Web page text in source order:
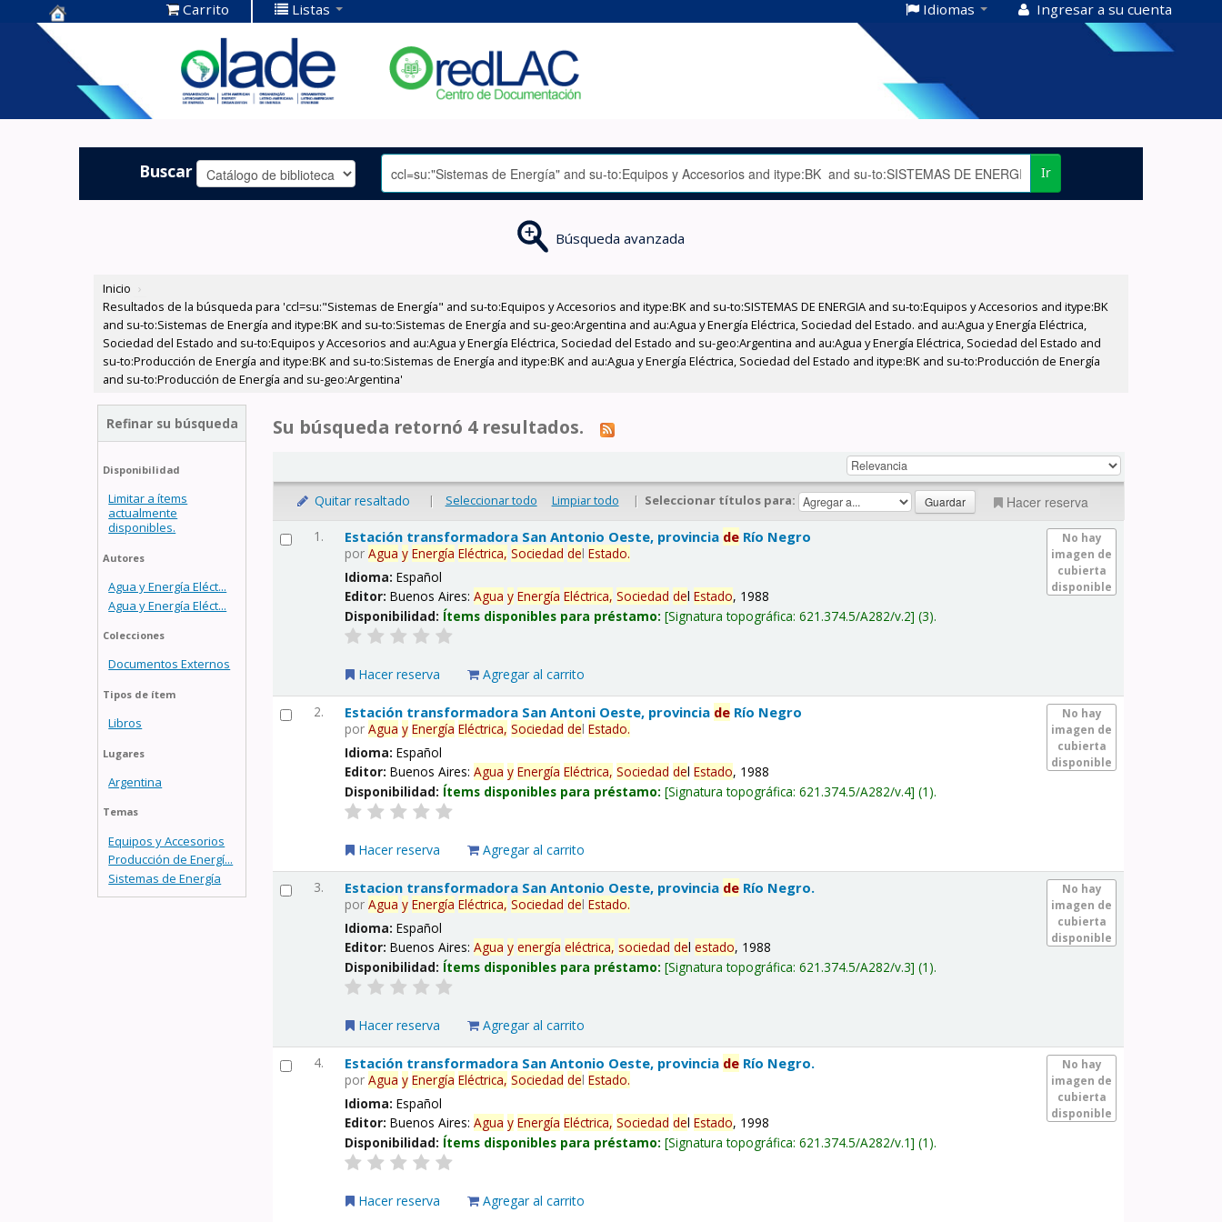
Centro de
Documentación
OLADE -
Carrito Listas Idiomas Ingresar a su cuenta
Buscar Ir
Búsqueda avanzada
Inicio ›
Resultados de la búsqueda para 'ccl=su:"Sistemas de Energía" and su-to:Equipos y Accesorios and itype:BK and su-to:SISTEMAS DE ENERGIA and su-to:Equipos y Accesorios and itype:BK
and su-to:Sistemas de Energía and itype:BK and su-to:Sistemas de Energía and su-geo:Argentina and au:Agua y Energía Eléctrica, Sociedad del Estado. and au:Agua y Energía Eléctrica,
Sociedad del Estado and su-to:Equipos y Accesorios and au:Agua y Energía Eléctrica, Sociedad del Estado and su-geo:Argentina and au:Agua y Energía Eléctrica, Sociedad del Estado and
su-to:Producción de Energía and itype:BK and su-to:Sistemas de Energía and itype:BK and au:Agua y Energía Eléctrica, Sociedad del Estado and itype:BK and su-to:Producción de Energía
and su-to:Producción de Energía and su-geo:Argentina'
Refinar su búsqueda
Disponibilidad
Limitar a ítems
actualmente
disponibles.
Autores
Agua y Energía Eléct...
Agua y Energía Eléct...
Colecciones
Documentos Externos
Tipos de ítem
Libros
Lugares
Argentina
Temas
Equipos y Accesorios
Producción de Energí...
Sistemas de Energía
Su búsqueda retornó 4 resultados.
Quitar resaltado | Seleccionar todo Limpiar todo | Seleccionar títulos para: Hacer reserva
1.
No hay
imagen de
cubierta
disponible
Estación transformadora San Antonio Oeste, provincia de Río Negro
porAgua y Energía Eléctrica, Sociedad delEstado.
Idioma:Español
Editor:Buenos Aires:Agua y Energía Eléctrica, Sociedad delEstado, 1988
Disponibilidad: Ítems disponibles para préstamo: Signatura topográfica:621.374.5/A282/v.2 (3).
Hacer reserva Agregar al carrito
2.
No hay
imagen de
cubierta
disponible
Estación transformadora San Antoni Oeste, provincia de Río Negro
porAgua y Energía Eléctrica, Sociedad delEstado.
Idioma:Español
Editor:Buenos Aires:Agua y Energía Eléctrica, Sociedad delEstado, 1988
Disponibilidad: Ítems disponibles para préstamo: Signatura topográfica:621.374.5/A282/v.4 (1).
Hacer reserva Agregar al carrito
3.
No hay
imagen de
cubierta
disponible
Estacion transformadora San Antonio Oeste, provincia de Río Negro.
porAgua y Energía Eléctrica, Sociedad delEstado.
Idioma:Español
Editor:Buenos Aires:Agua y energía eléctrica, sociedad delestado, 1988
Disponibilidad: Ítems disponibles para préstamo: Signatura topográfica:621.374.5/A282/v.3 (1).
Hacer reserva Agregar al carrito
4.
No hay
imagen de
cubierta
disponible
Estación transformadora San Antonio Oeste, provincia de Río Negro.
porAgua y Energía Eléctrica, Sociedad delEstado.
Idioma:Español
Editor:Buenos Aires:Agua y Energía Eléctrica, Sociedad delEstado, 1998
Disponibilidad: Ítems disponibles para préstamo: Signatura topográfica:621.374.5/A282/v.1 (1).
Hacer reserva Agregar al carrito